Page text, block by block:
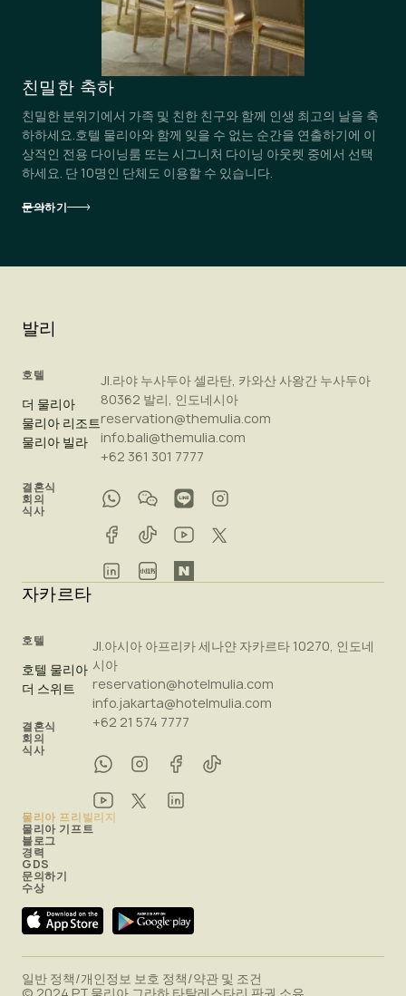
친밀한 축하
친밀한 분위기에서 가족 및 친한 친구와 함께 인생 최고의 날을 축
하하세요.호텔 물리아와 함께 잊을 수 없는 순간을 연출하기에 이
상적인 전용 다이닝룸 또는 시그니처 다이닝 아웃렛 중에서 선택
하세요. 단 10명인 단체도 이용할 수 있습니다.
문의하기
발리
호텔
더 물리아
물리아 리조트
물리아 빌라
결혼식
회의
식사
Jl.라야 누사두아 셀라탄, 카와산 사왕간 누사두아
80362 발리, 인도네시아
reservation@themulia.com
info.bali@themulia.com
+62 361 301 7777
자카르타
호텔
호텔 물리아
더 스위트
결혼식
회의
식사
Jl.아시아 아프리카 세나얀 자카르타 10270, 인도네
시아
reservation@hotelmulia.com
info.jakarta@hotelmulia.com
+62 21 574 7777
물리아 프리빌리지
물리아 기프트
블로그
경력
GDS
문의하기
수상
일반 정책/개인정보 보호 정책/약관 및 조건